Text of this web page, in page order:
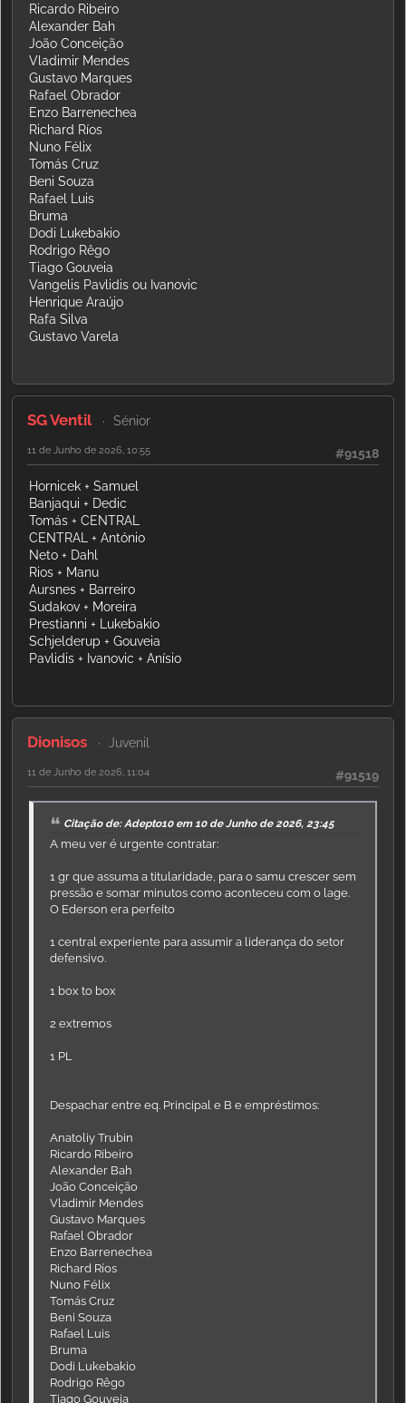
Ricardo Ribeiro
Alexander Bah
João Conceição
Vladimir Mendes
Gustavo Marques
Rafael Obrador
Enzo Barrenechea
Richard Ríos
Nuno Félix
Tomás Cruz
Beni Souza
Rafael Luis
Bruma
Dodi Lukebakio
Rodrigo Rêgo
Tiago Gouveia
Vangelis Pavlidis ou Ivanovic
Henrique Araújo
Rafa Silva
Gustavo Varela
SG Ventil Sénior
#91518
11 de Junho de 2026, 10:55
Hornicek + Samuel
Banjaqui + Dedic
Tomás + CENTRAL
CENTRAL + António
Neto + Dahl
Rios + Manu
Aursnes + Barreiro
Sudakov + Moreira
Prestianni + Lukebakio
Schjelderup + Gouveia
Pavlidis + Ivanovic + Anísio
Dionisos Juvenil
#91519
11 de Junho de 2026, 11:04
Citação de: Adepto10 em 10 de Junho de 2026, 23:45
A meu ver é urgente contratar:
1 gr que assuma a titularidade, para o samu crescer sem
pressão e somar minutos como aconteceu com o lage.
O Ederson era perfeito
1 central experiente para assumir a liderança do setor
defensivo.
1 box to box
2 extremos
1 PL
Despachar entre eq. Principal e B e empréstimos:
Anatoliy Trubin
Ricardo Ribeiro
Alexander Bah
João Conceição
Vladimir Mendes
Gustavo Marques
Rafael Obrador
Enzo Barrenechea
Richard Ríos
Nuno Félix
Tomás Cruz
Beni Souza
Rafael Luis
Bruma
Dodi Lukebakio
Rodrigo Rêgo
Tiago Gouveia